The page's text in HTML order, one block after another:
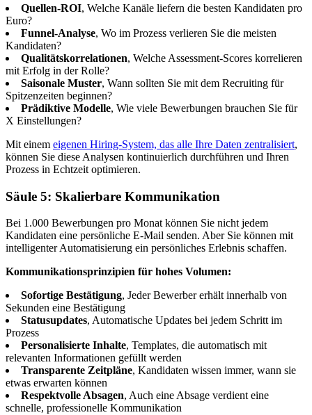
Quellen-ROI, Welche Kanäle liefern die besten Kandidaten pro
Euro?
Funnel-Analyse, Wo im Prozess verlieren Sie die meisten
Kandidaten?
Qualitätskorrelationen, Welche Assessment-Scores korrelieren
mit Erfolg in der Rolle?
Saisonale Muster, Wann sollten Sie mit dem Recruiting für
Spitzenzeiten beginnen?
Prädiktive Modelle, Wie viele Bewerbungen brauchen Sie für
X Einstellungen?
Mit einem eigenen Hiring-System, das alle Ihre Daten zentralisiert,
können Sie diese Analysen kontinuierlich durchführen und Ihren
Prozess in Echtzeit optimieren.
Säule 5: Skalierbare Kommunikation
Bei 1.000 Bewerbungen pro Monat können Sie nicht jedem
Kandidaten eine persönliche E-Mail senden. Aber Sie können mit
intelligenter Automatisierung ein persönliches Erlebnis schaffen.
Kommunikationsprinzipien für hohes Volumen:
Sofortige Bestätigung, Jeder Bewerber erhält innerhalb von
Sekunden eine Bestätigung
Statusupdates, Automatische Updates bei jedem Schritt im
Prozess
Personalisierte Inhalte, Templates, die automatisch mit
relevanten Informationen gefüllt werden
Transparente Zeitpläne, Kandidaten wissen immer, wann sie
etwas erwarten können
Respektvolle Absagen, Auch eine Absage verdient eine
schnelle, professionelle Kommunikation